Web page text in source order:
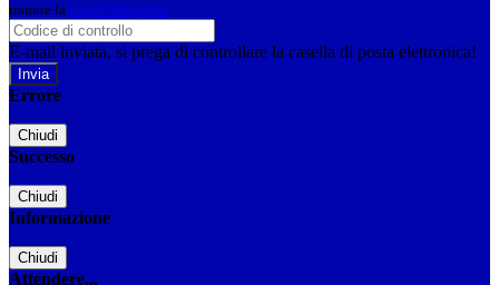
tramite la Login Spaggiari
E-mail inviata, si prega di controllare la casella di posta elettronica!
Errore
Chiudi
Successo
Chiudi
Informazione
Chiudi
Attendere...